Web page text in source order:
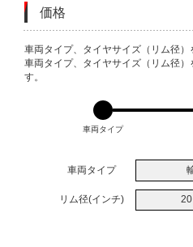
価格
VARIATIONS
車両タイプ、タイヤサイズ（リム径）
車両タイプ、タイヤサイズ（リム径
す。
車両タイプ
車両タイプ
リム径(インチ)